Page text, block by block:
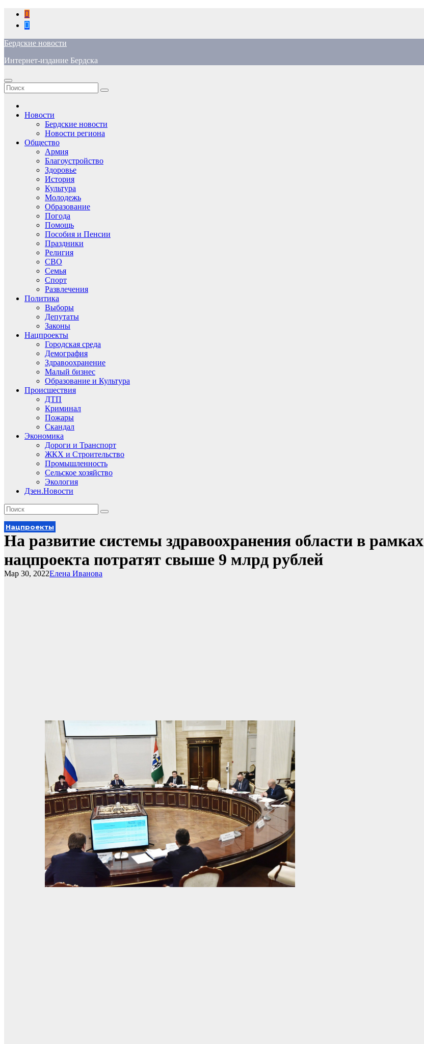
Перейти
содержимому
Бердские новости
Интернет-издание Бердска
Новости
Бердские новости
Новости региона
Общество
Армия
Благоустройство
Здоровье
История
Культура
Молодежь
Образование
Погода
Помощь
Пособия и Пенсии
Праздники
Религия
СВО
Семья
Спорт
Развлечения
Политика
Выборы
Депутаты
Законы
Нацпроекты
Городская среда
Демография
Здравоохранение
Малый бизнес
Образование и Культура
Происшествия
ДТП
Криминал
Пожары
Скандал
Экономика
Дороги и Транспорт
ЖКХ и Строительство
Промышленность
Сельское хозяйство
Экология
Дзен.Новости
Нацпроекты
На развитие системы здравоохранения области в рамках
нацпроекта потратят свыше 9 млрд рублей
Елена Иванова
Мар 30, 2022